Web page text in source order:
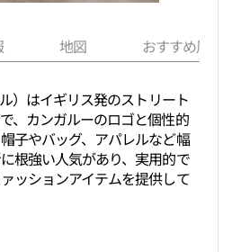
地図 おすすめ周辺
）はイギリス発のストリート
、カンガルーのロゴと個性的
子やバッグ、アパレルなど幅
根強い人気があり、実用的で
ッションアイテムを提供して